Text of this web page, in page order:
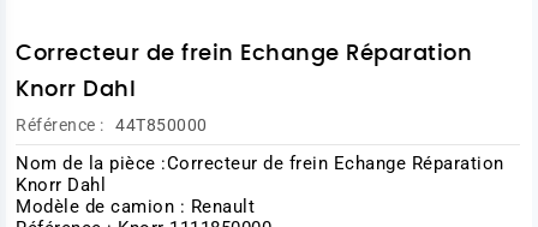
Correcteur de frein Echange Réparation
Knorr Dahl
Référence : 44T850000
Nom de la pièce :Correcteur de frein Echange Réparation
Knorr Dahl
Modèle de camion : Renault